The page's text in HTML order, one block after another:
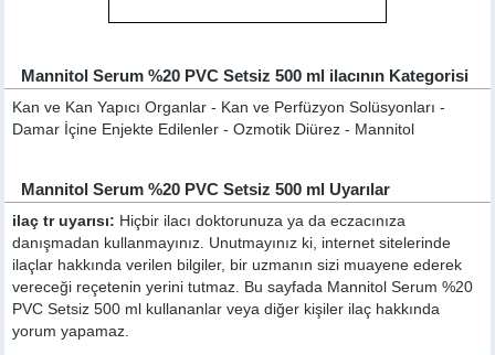
Mannitol Serum %20 PVC Setsiz 500 ml ilacının Kategorisi
Kan ve Kan Yapıcı Organlar - Kan ve Perfüzyon Solüsyonları -
Damar İçine Enjekte Edilenler - Ozmotik Diürez - Mannitol
Mannitol Serum %20 PVC Setsiz 500 ml Uyarılar
ilaç tr uyarısı: Hiçbir ilacı doktorunuza ya da eczacınıza
danışmadan kullanmayınız. Unutmayınız ki, internet sitelerinde
ilaçlar hakkında verilen bilgiler, bir uzmanın sizi muayene ederek
vereceği reçetenin yerini tutmaz. Bu sayfada Mannitol Serum %20
PVC Setsiz 500 ml kullananlar veya diğer kişiler ilaç hakkında
yorum yapamaz.